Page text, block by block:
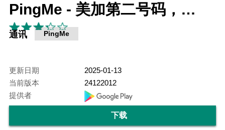
PingMe - 美加第二号码，接收验证码接码平台
通讯 PingMe
更新日期
2025-01-13
当前版本
24122012
提供者
下载